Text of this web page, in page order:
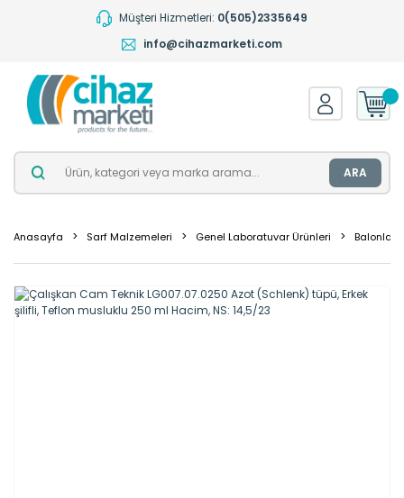
Müşteri Hizmetleri: 0(505)2335649
info@cihazmarketi.com
ARA
Anasayfa Sarf Malzemeleri Genel Laboratuvar Ürünleri Balonlar